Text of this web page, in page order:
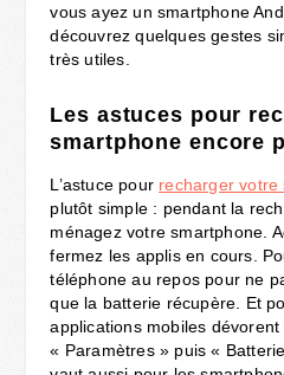
vous ayez un smartphone
découvrez quelques gestes
très utiles.
Les astuces pour
smartphone encore
L’astuce pour recharger votre
plutôt simple : pendant la
ménagez votre smartphone.
fermez les applis en cours.
téléphone au repos pour ne
que la batterie récupère. Et
applications mobiles
« Paramètres » puis «